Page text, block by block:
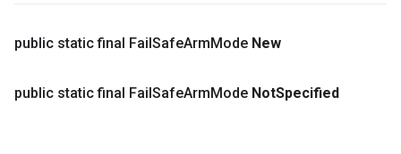
public static final FailSafeArmMode New
public static final FailSafeArmMode NotSpecified